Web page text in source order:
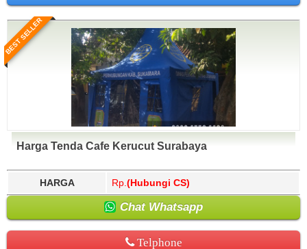
BEST SELLER
Harga Tenda Cafe Kerucut Surabaya
HARGA Rp. (Hubungi CS)
Chat Whatsapp
Telphone